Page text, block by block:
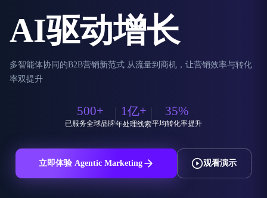
AI驱动增长
多智能体协同的B2B营销新范式 从流量到商机，让营销效率与转化
率双提升
500+
已服务全球品牌
1亿+
年处理线索
35%
平均转化率提升
立即体验 Agentic Marketing 观看演示